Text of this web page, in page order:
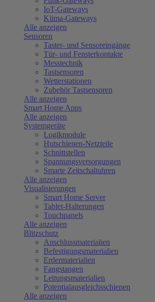
IoT-Gateways
Klima-Gateways
Alle anzeigen
Sensoren
Taster- und Sensoreingänge
Tür- und Fensterkontakte
Messtechnik
Tastsensoren
Wetterstationen
Zubehör Tastsensoren
Alle anzeigen
Smart Home Apps
Alle anzeigen
Systemgeräte
Logikmodule
Hutschienen-Netzteile
Schnittstellen
Spannungsversorgungen
Smarte Zeitschaltuhren
Alle anzeigen
Visualisierungen
Smart Home Server
Tablet-Halterungen
Touchpanels
Alle anzeigen
Blitzschutz
Anschlussmaterialien
Befestigungsmaterialien
Erdermaterialien
Fangstangen
Leitungsmaterialien
Potentialausgleichsschienen
Alle anzeigen